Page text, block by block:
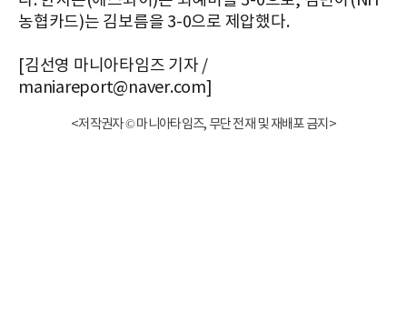
농협카드)는 김보름을 3-0으로 제압했다.
[김선영 마니아타임즈 기자 /
maniareport@naver.com]
<저작권자 © 마니아타임즈, 무단 전재 및 재배포 금지>